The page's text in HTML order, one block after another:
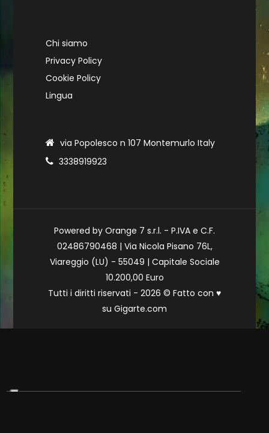
Chi siamo
Privacy Policy
Cookie Policy
Lingua
via Popolesco n 107 Montemurlo Italy
3338919923
Powered by Orange 7 s.r.l. - P.IVA e C.F.
02486790468 | Via Nicola Pisano 76L,
Viareggio (LU) - 55049 | Capitale Sociale
10.200,00 Euro
Tutti i diritti riservati - 2026 © Fatto con ♥
su Gigarte.com